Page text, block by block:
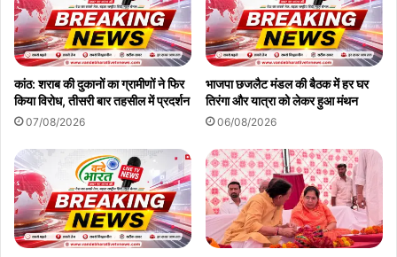
कांठ: शराब की दुकानों का ग्रामीणों ने फिर
किया विरोध, तीसरी बार तहसील में प्रदर्शन
07/08/2026
भाजपा छजलैट मंडल की बैठक में हर घर
तिरंगा और यात्रा को लेकर हुआ मंथन
06/08/2026